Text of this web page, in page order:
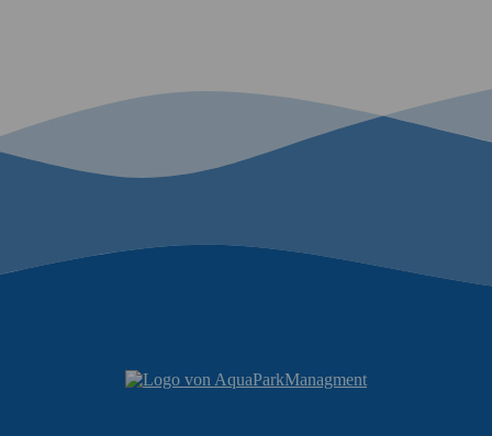
Hinweis: Peet basiert auf künstlicher Intelligenz und kann Fehler machen.